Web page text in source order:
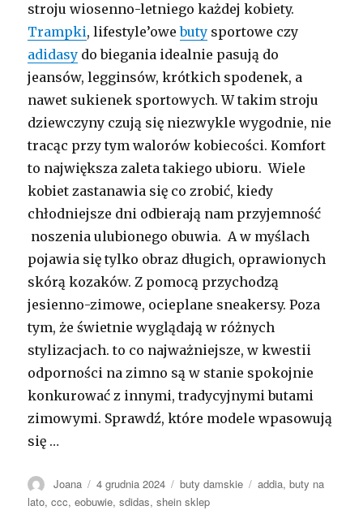
stroju wiosenno-letniego każdej kobiety.
Trampki, lifestyle’owebuty sportowe czy
adidasy do biegania idealnie pasują do
jeansów, legginsów, krótkich spodenek, a
nawet sukienek sportowych. W takim stroju
dziewczyny czują się niezwykle wygodnie, nie
tracąc przy tym walorów kobiecości. Komfort
to największa zaleta takiego ubioru. Wiele
kobiet zastanawia się co zrobić, kiedy
chłodniejsze dni odbierają nam przyjemność
noszenia ulubionego obuwia. A w myślach
pojawia się tylko obraz długich, oprawionych
skórą kozaków. Z pomocą przychodzą
jesienno-zimowe, ocieplane sneakersy. Poza
tym, że świetnie wyglądają w różnych
stylizacjach. to co najważniejsze, w kwestii
odporności na zimno są w stanie spokojnie
konkurować z innymi, tradycyjnymi butami
zimowymi. Sprawdź, które modele wpasowują
się …
Autor
Joana Opublikowano
4 grudnia 2024 Kategorie
buty damskie Tagi
addia,buty na
lato,ccc,eobuwie,sdidas,shein sklep